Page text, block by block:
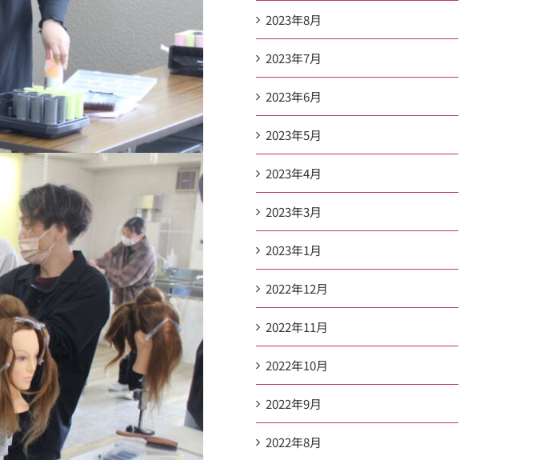
2023年8月
2023年7月
2023年6月
2023年5月
2023年4月
2023年3月
2023年1月
2022年12月
2022年11月
2022年10月
2022年9月
2022年8月